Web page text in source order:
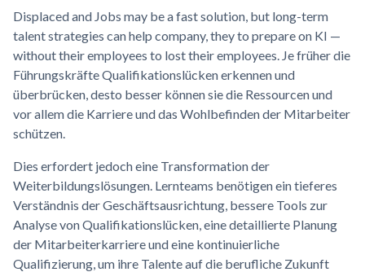
Displaced and Jobs may be a fast solution, but long-term
talent strategies can help company, they to prepare on KI —
without their employees to lost their employees. Je früher die
Führungskräfte Qualifikationslücken erkennen und
überbrücken, desto besser können sie die Ressourcen und
vor allem die Karriere und das Wohlbefinden der Mitarbeiter
schützen.
Dies erfordert jedoch eine Transformation der
Weiterbildungslösungen. Lernteams benötigen ein tieferes
Verständnis der Geschäftsausrichtung, bessere Tools zur
Analyse von Qualifikationslücken, eine detaillierte Planung
der Mitarbeiterkarriere und eine kontinuierliche
Qualifizierung, um ihre Talente auf die berufliche Zukunft